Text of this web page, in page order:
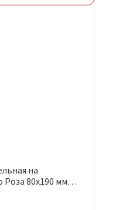
на
80x190 мм
03)